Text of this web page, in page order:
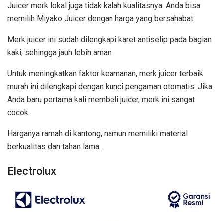
Juicer merk lokal juga tidak kalah kualitasnya. Anda bisa
memilih Miyako Juicer dengan harga yang bersahabat.
Merk juicer ini sudah dilengkapi karet antiselip pada bagian
kaki, sehingga jauh lebih aman.
Untuk meningkatkan faktor keamanan, merk juicer terbaik
murah ini dilengkapi dengan kunci pengaman otomatis. Jika
Anda baru pertama kali membeli juicer, merk ini sangat
cocok.
Harganya ramah di kantong, namun memiliki material
berkualitas dan tahan lama.
Electrolux